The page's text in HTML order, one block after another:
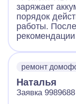
заряжает
порядок
работы.
ремонт
Наталья
Заявка 9989688